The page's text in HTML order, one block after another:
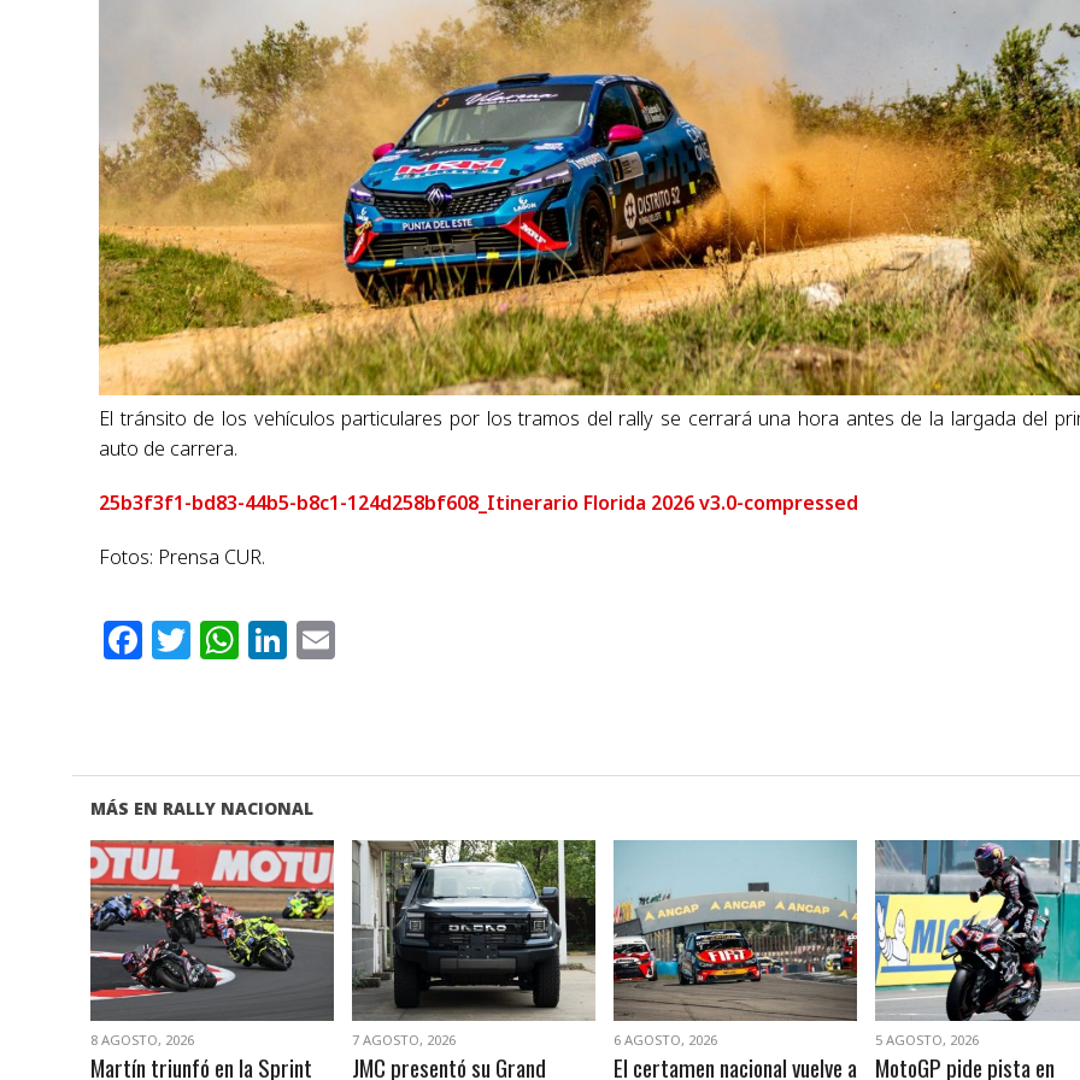
El tránsito de los vehículos particulares por los tramos del rally se cerrará una hora antes de la largada del
auto de carrera.
25b3f3f1-bd83-44b5-b8c1-124d258bf608_Itinerario Florida 2026 v3.0-compressed
Fotos: Prensa CUR.
Facebook
Twitter
WhatsApp
LinkedIn
MÁS EN RALLY NACIONAL
VER NOTA
8 AGOSTO, 2026
Martín triunfó en la Sprint
VER NOTA
7 AGOSTO, 2026
JMC presentó su Grand
VER NOTA
6 AGOSTO, 2026
El certamen nacional vuelve a
VER NOTA
5 AGOSTO, 2026
MotoGP pide pista en